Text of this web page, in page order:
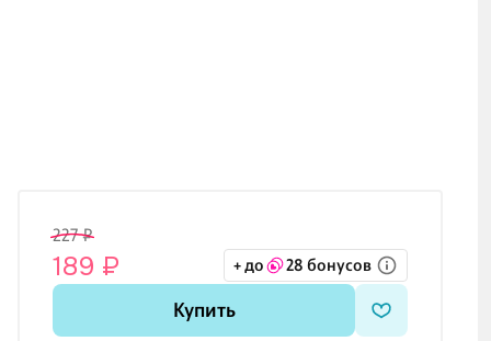
227 ₽
189 ₽ + до 28 бонусов
Купить